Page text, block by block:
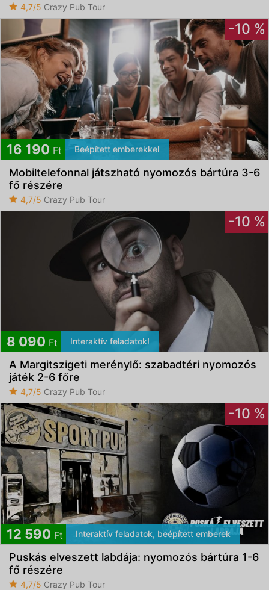
4,7/5 Crazy Pub Tour
-10 %
16 190 Ft Beépített emberekkel
Mobiltelefonnal játszható nyomozós bártúra 3-6
fő részére
4,7/5 Crazy Pub Tour
-10 %
8 090 Ft Interaktív feladatok!
A Margitszigeti merénylő: szabadtéri nyomozós
játék 2-6 főre
4,7/5 Crazy Pub Tour
-10 %
12 590 Ft Interaktív feladatok, beépített emberek
Puskás elveszett labdája: nyomozós bártúra 1-6
fő részére
4,7/5 Crazy Pub Tour